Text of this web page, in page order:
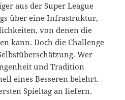
aus der Super League
über eine Infrastruktur,
von denen die
kann. Doch die Challenge
Wer
und Tradition
eines Besseren belehrt.
Spieltag an liefern.